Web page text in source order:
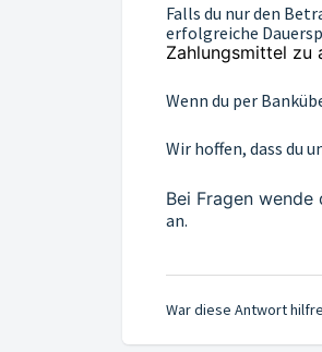
Falls du nur den
erfolgreiche
Zahlungsmittel zu
Wenn du per
Wir hoffen, dass du
Bei Fragen wende
an.
War diese Antwort